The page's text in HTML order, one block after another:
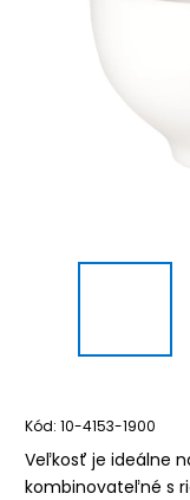
Kód: 10-4153-1900
Veľkosť je ideálne
kombinovateľné s